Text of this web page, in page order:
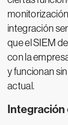
integración
que el SIEM
con la
y funcionan
actual.